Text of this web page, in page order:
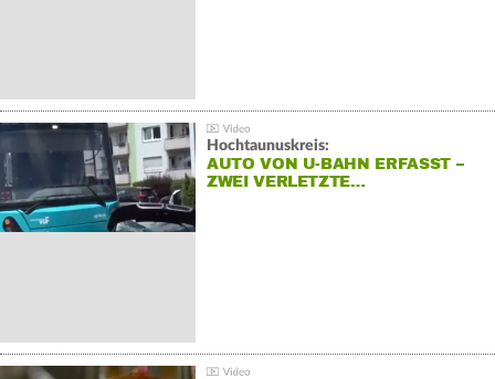
Hochtaunuskreis:
AUTO VON U-BAHN ERFASST –
ZWEI VERLETZTE…